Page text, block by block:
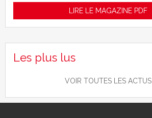
LIRE LE MAGAZINE PDF
Les plus lus
VOIR TOUTES LES ACTUS